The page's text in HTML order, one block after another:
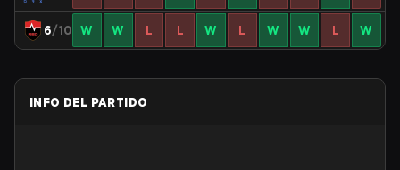
6/10 W W L L W L W W L W
INFO DEL PARTIDO